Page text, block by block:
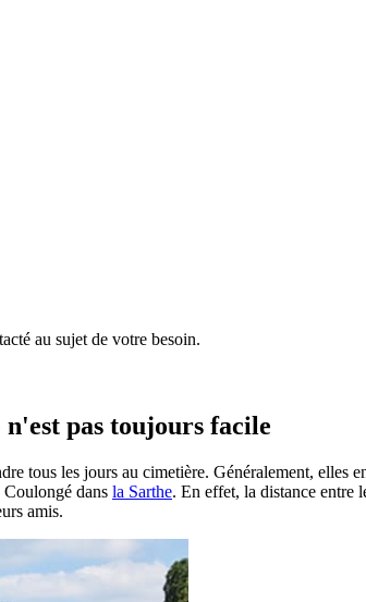
au sujet de votre besoin.
pas toujours facile
tous les jours au cimetière. Généralement,
dans la Sarthe. En effet, la distance entre
amis.